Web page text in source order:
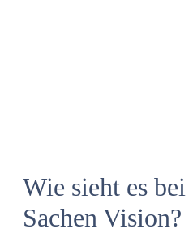
Wie sieht es
Sachen Vision?